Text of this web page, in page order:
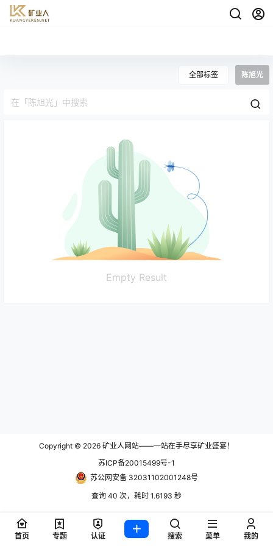
全部标签 陈旭光
Empty Result
Copyright © 2026 矿业人网站——一站在手尽享矿业盛宴！
苏ICP备20015499号-1
苏公网安备 32031102001248号
查询 40 次，耗时 1.6193 秒
首页 专题 认证 搜索 菜单 我的